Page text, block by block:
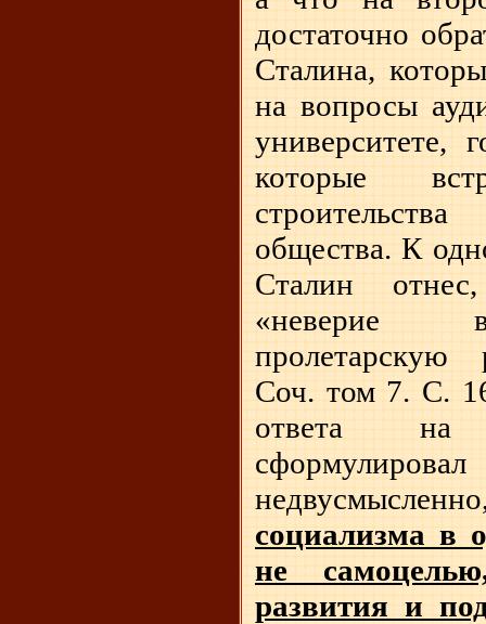
достаточно
Сталина,
на вопросы
университете,
которые
общества. К
Сталин
«неверие
Соч. том 7. С.
ответа на
социализма в
не
развития и